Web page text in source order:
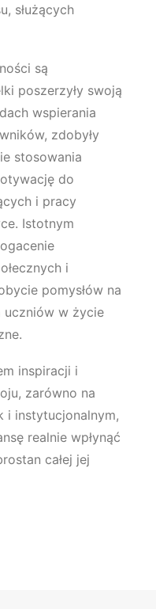
służących
są
poszerzyły swoją
wspierania
zdobyły
stosowania
do
i pracy
Istotnym
i
pomysłów na
uczniów w życie
inspiracji i
zarówno na
i instytucjonalnym,
realnie wpłynąć
całej jej